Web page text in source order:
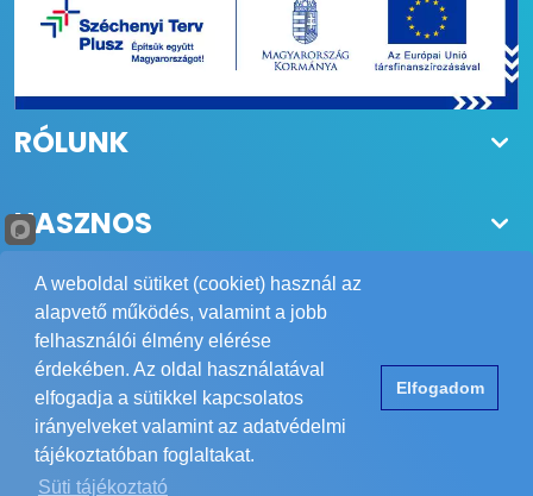
RÓLUNK
HASZNOS
Copyright © 1984-2026 POWER Biztonságtechnika Kft.
Minden jog fenntartva.
Elérhetőség
ÁSZF Adatvédelem Impresszum
A weboldal sütiket (cookiet) használ az
alapvető működés, valamint a jobb
felhasználói élmény elérése
érdekében. Az oldal használatával
elfogadja a sütikkel kapcsolatos
irányelveket valamint az adatvédelmi
tájékoztatóban foglaltakat.
Süti tájékoztató
Elfogadom